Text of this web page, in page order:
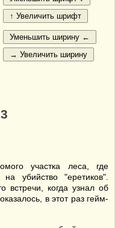
участка леса, где
убийство "еретиков".
встречи, когда узнал об
в этот раз гейм-